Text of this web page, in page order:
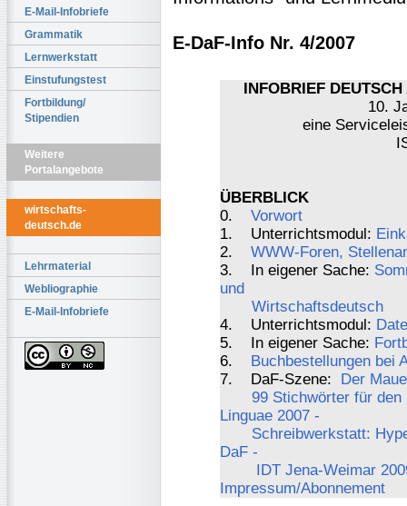
E-Mail-Infobriefe
Grammatik
Lernwerkstatt
Einstufungstest
Fortbildung/
Stipendien
Weitere
Portalangebote
wirtschafts-
deutsch.de
Lehrmaterial
Webliographie
E-Mail-Infobriefe
E-DaF-Info Nr. 4/2007
INFOBRIEF
10.
eine
ÜBERBLICK
0. Vorwort
1. Unterrichtsmodul:
2. WWW-Foren,
3. In eigener Sache:
und
Wirtschaftsdeutsch
4. Unterrichtsmodul:
5. In eigener Sache:
6. Buchbestellungen bei
7. DaF-Szene: Der
99 Stichwörter für
Linguae 2007 -
Schreibwerkstatt:
DaF -
IDT Jena-Weimar
Impressum/Abonnement